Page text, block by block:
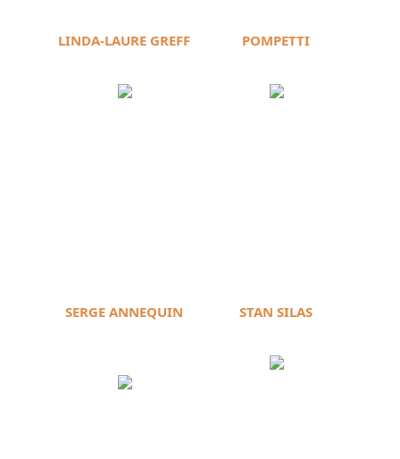
LINDA-LAURE GREFF POMPETTI
SERGE ANNEQUIN STAN SILAS